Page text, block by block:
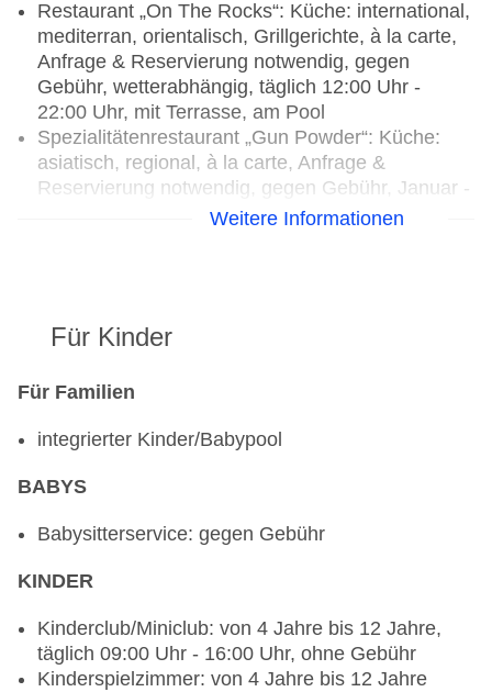
Restaurant „On The Rocks“: Küche: international,
mediterran, orientalisch, Grillgerichte, à la carte,
Anfrage & Reservierung notwendig, gegen
Gebühr, wetterabhängig, täglich 12:00 Uhr -
22:00 Uhr, mit Terrasse, am Pool
Spezialitätenrestaurant „Gun Powder“: Küche:
asiatisch, regional, à la carte, Anfrage &
Reservierung notwendig, gegen Gebühr, Januar -
Dezember, Mo.-Fr. 19:00 Uhr - 22:00 Uhr
01.11.2026 - 31.10.2027:
Bei Buchung der Verpflegung Halbpension stehen
Das Hauptrestaurant: Abendessen à la carte
Das Restaurant On The Rock: Barbecue-Dinner
Vorreservierung)
Erwachsene): geöffnet dienstags und
Menü (nicht-vegetarisch), nur nach
Vorreservierung
Weitere Informationen
Für Kinder
Für Familien
integrierter Kinder/Babypool
BABYS
Babysitterservice: gegen Gebühr
KINDER
Kinderclub/Miniclub: von 4 Jahre bis 12 Jahre,
täglich 09:00 Uhr - 16:00 Uhr, ohne Gebühr
Kinderspielzimmer: von 4 Jahre bis 12 Jahre